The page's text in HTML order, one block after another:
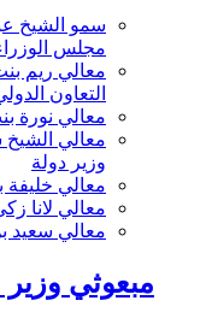
سمو الشيخ
مجلس
معالي ريم
التعاون
معالي نورة
معالي الشيخ
وزير دولة
معالي خليفة
معالي لانا
معالي سعيد
مبعوثي وزير